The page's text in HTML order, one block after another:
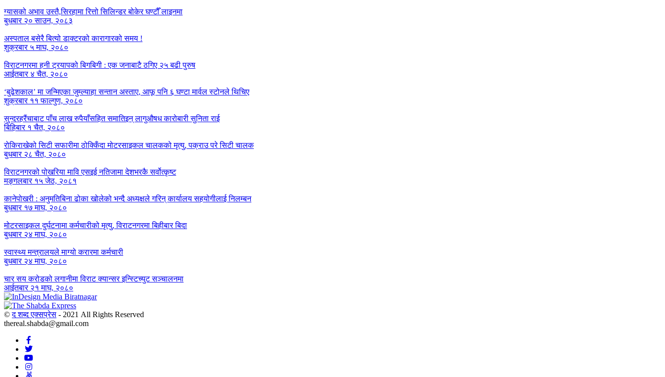
ग्यासको अभाव उस्तै,सिरहामा रित्तो सिलिन्डर बोकेर घण्टौँ लाइनमा
बुधबार २० साउन, २०८३
अस्पताल बसेरै बित्यो डाक्टरको कारागारको समय !
शुक्रबार ५ माघ, २०८०
विराटनगरमा हनी ट्रयापको बिगबिगी : एक जनाबाटै ठगिए २५ बढी पुरुष
आईतबार ४ चैत, २०८०
‘बुढेशकाल’ मा जन्मिएका जुम्ल्याहा सन्तान अस्ताए, आफू पनि ६ घण्टा मार्वल स्टोनले थिचिए
शुक्रबार ११ फाल्गुण, २०८०
सुन्दरहरैंचाबाट पाँच लाख रुपैयाँसहित समातिइन् लागुऔषध कारोबारी सुनिता राई
बिहिबार १ चैत, २०८०
रोकिराखेको सिटी सफारीमा ठोक्किँदा मोटरसाइकल चालकको मृत्यु, पक्राउ परे सिटी चालक
बुधबार २८ चैत, २०८०
विराटनगरको पोखरिया मावि एसइई नतिजामा देशभरकै सर्वोत्कृष्ट
मङ्गलबार १५ जेठ, २०८१
कानेपोखरी : अनुमतिबिना ढोका खोलेको भन्दै अध्यक्षले गरिन् कार्यालय सहयोगीलाई निलम्बन
बुधबार १७ माघ, २०८०
मोटरसाइकल दुर्घटनामा कर्मचारीको मृत्यु, विराटनगरमा बिहीबार बिदा
बुधबार २४ माघ, २०८०
स्वास्थ्य मन्त्रालयले माग्यो करारमा कर्मचारी
बुधबार २४ माघ, २०८०
चार सय करोडको लगानीमा विराट क्यान्सर इन्स्टिच्युट सञ्चालनमा
आईतबार २१ माघ, २०८०
©द शब्द एक्सप्रेस - 2021 All Rights Reserved
thereal.shabda@gmail.com